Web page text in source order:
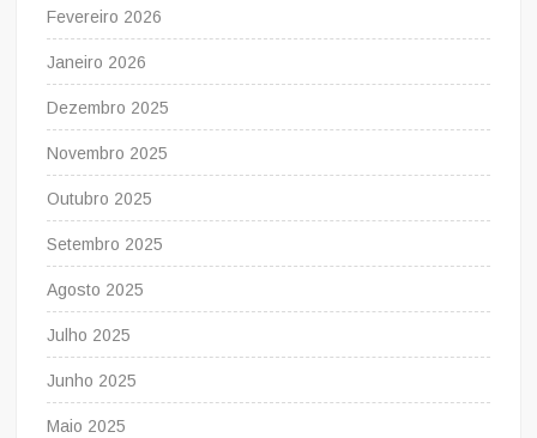
Fevereiro 2026
Janeiro 2026
Dezembro 2025
Novembro 2025
Outubro 2025
Setembro 2025
Agosto 2025
Julho 2025
Junho 2025
Maio 2025